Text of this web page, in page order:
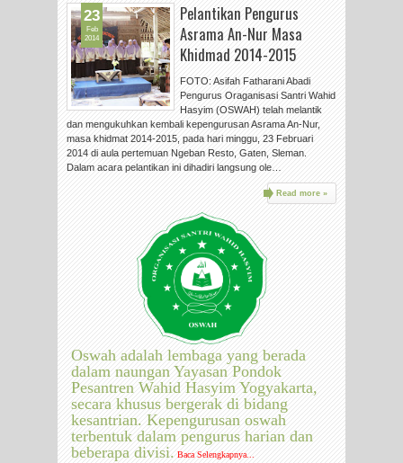
Pelantikan Pengurus
Asrama An-Nur Masa
Khidmad 2014-2015
FOTO: Asifah Fatharani Abadi
Pengurus Oraganisasi Santri Wahid
Hasyim (OSWAH) telah melantik
dan mengukuhkan kembali kepengurusan Asrama An-Nur,
masa khidmat 2014-2015, pada hari minggu, 23 Februari
2014 di aula pertemuan Ngeban Resto, Gaten, Sleman.
Dalam acara pelantikan ini dihadiri langsung ole…
Read more »
23
Feb
2014
Oswah adalah lembaga yang berada
dalam naungan Yayasan Pondok
Pesantren Wahid Hasyim Yogyakarta,
secara khusus bergerak di bidang
kesantrian. Kepengurusan oswah
terbentuk dalam pengurus harian dan
beberapa divisi. Baca Selengkapnya...